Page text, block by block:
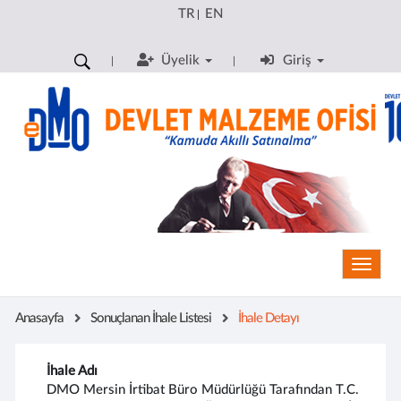
TR| EN
Üyelik Giriş
Anasayfa Sonuçlanan İhale Listesi İhale Detayı
İhale Adı
DMO Mersin İrtibat Büro Müdürlüğü Tarafından T.C.